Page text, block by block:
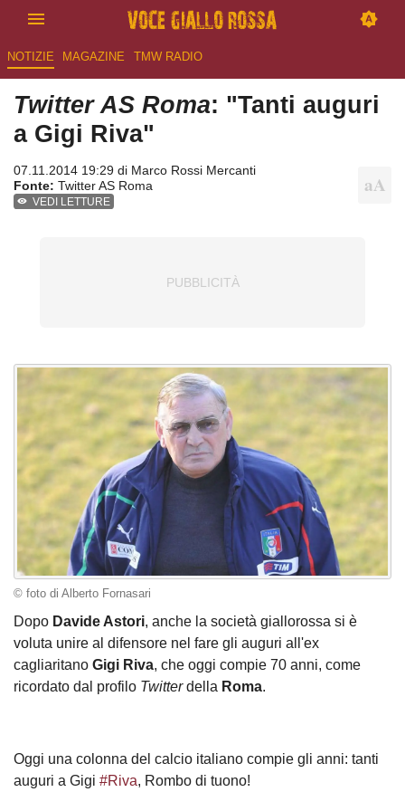
NOTIZIE MAGAZINE TMW RADIO
Twitter AS Roma: "Tanti auguri
a Gigi Riva"
07.11.2014 19:29 di Marco Rossi Mercanti
Fonte: Twitter AS Roma
VEDI LETTURE
© foto di Alberto Fornasari
Dopo Davide Astori, anche la società giallorossa si è
voluta unire al difensore nel fare gli auguri all'ex
cagliaritano Gigi Riva, che oggi compie 70 anni, come
ricordato dal profilo Twitterdella Roma.
Oggi una colonna del calcio italiano compie gli anni: tanti
auguri a Gigi #Riva, Rombo di tuono!